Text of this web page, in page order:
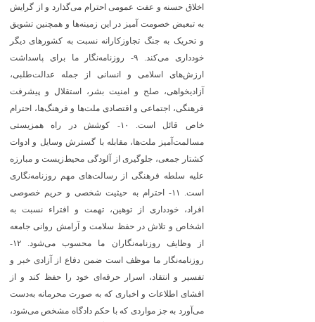
اخلاق حسنه و عفت عمومی احترام می‌گذارد و از گرایش
به تبعیض خصومت آمیز در این زمینه‌ها و همچنین تشویق
و تحریک به جنگ تجاوزکارانه نسبت به کشورهای دیگر
خودداری می‌کند. ۹- روزنامه‌نگار ما برای پاسداشت
ارزش‌های اسلامی و انسانی از جمله عدالت‌طلبی،
آزادیخواهی، صلح و امنیت بشر، استقلال و پیشرفت
فرهنگی، اجتماعی و اقتصادی ملت‌ها و فرهنگ‌ها، احترام
خاص قائل است. ۱۰- کوشش در راه همزیستی
مسالمت‌آمیز ملت‌ها، مقابله با گسترش وسایل و ادوات
کشتار جمعی، جلوگیری از آلودگی محیط‌زیست و مبارزه
علیه سلطه فرهنگی از رسالت‌های مهم روزنامه‌نگاری
است. ۱۱- احترام به حیثیت شخصی و حریم خصوصی
افراد، خودداری از توهین، تهمت و افتراء نسبت به
اشخاص و تلاش در حفظ سلامت و آرامش روانی جامعه
از وظایف روزنامه‌نگاران ما محسوب می‌شود. ۱۲-
روزنامه‌نگار ما موظف است ضمن دفاع از آزادی خبر و
تفسیر و انتقاد، اسرار حرفه‌ای خود را حفظ کند و از
افشای اطلاعات و اخباری که به صورت محرمانه به‌دست
می‌آورد به جز مواردی که با حکم دادگاه مشخص می‌شود،